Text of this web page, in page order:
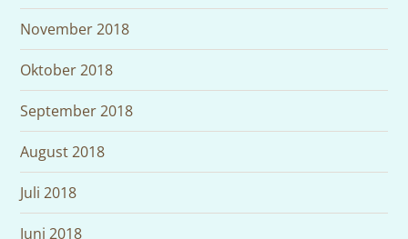
November 2018
Oktober 2018
September 2018
August 2018
Juli 2018
Juni 2018